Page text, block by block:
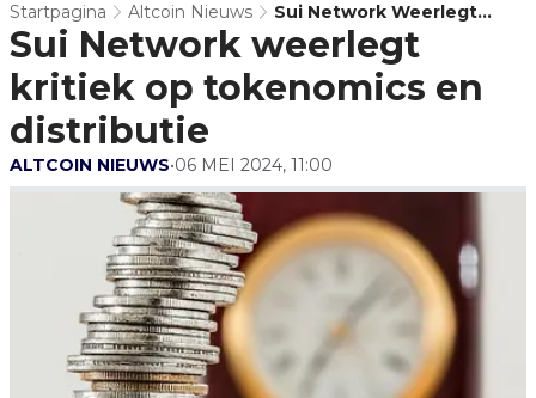
Startpagina Altcoin Nieuws
Sui Network Weerlegt
Kritiek Op Tokenomics En
Distributie
Sui Network weerlegt
kritiek op tokenomics en
distributie
ALTCOIN NIEUWS•06 MEI 2024, 11:00